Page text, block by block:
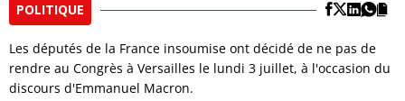
POLITIQUE
Les députés de la France insoumise ont décidé de ne pas de
rendre au Congrès à Versailles le lundi 3 juillet, à l'occasion du
discours d'Emmanuel Macron.